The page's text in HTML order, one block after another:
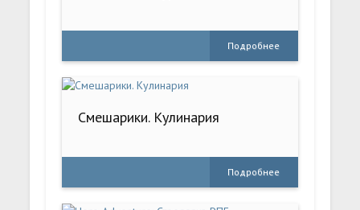
Подробнее
Смешарики. Кулинария
Подробнее